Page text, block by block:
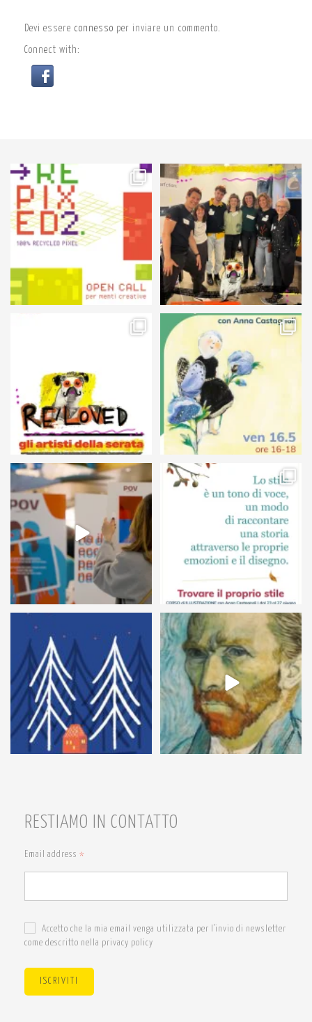
Devi essere connesso per inviare un commento.
Connect with:
56 89 3
127 4
24 0
RESTIAMO IN CONTATTO
Email address *
Accetto che la mia email venga utilizzata per l'invio di newsletter
come descritto nella privacy policy
ISCRIVITI